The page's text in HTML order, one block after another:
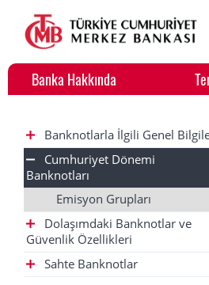
Banka Hakkında
Banknotlarla İlgili Genel
Cumhuriyet Dönemi
Banknotları
Emisyon Grupları
Dolaşımdaki Banknotlar ve
Güvenlik Özellikleri
Sahte Banknotlar